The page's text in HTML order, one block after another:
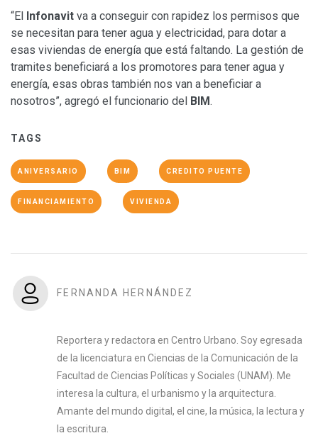
“El Infonavit va a conseguir con rapidez los permisos que
se necesitan para tener agua y electricidad, para dotar a
esas viviendas de energía que está faltando. La gestión de
tramites beneficiará a los promotores para tener agua y
energía, esas obras también nos van a beneficiar a
nosotros”, agregó el funcionario del BIM.
TAGS
ANIVERSARIO BIM CREDITO PUENTE
FINANCIAMIENTO VIVIENDA
FERNANDA HERNÁNDEZ
Reportera y redactora en Centro Urbano. Soy egresada
de la licenciatura en Ciencias de la Comunicación de la
Facultad de Ciencias Políticas y Sociales (UNAM). Me
interesa la cultura, el urbanismo y la arquitectura.
Amante del mundo digital, el cine, la música, la lectura y
la escritura.